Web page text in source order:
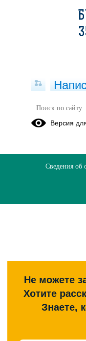
Не можете
Хотите
Знаете,
Версия
Сведения об